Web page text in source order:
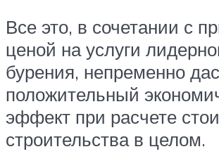
Все это, в сочетании с
ценой на услуги
бурения, непременно
положительный
эффект при расчете
строительства в целом.